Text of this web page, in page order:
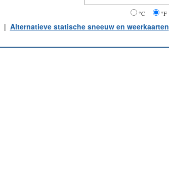
°C °F
| Alternatieve statische sneeuw en weerkaarten